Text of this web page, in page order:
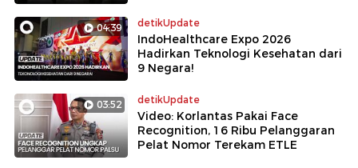
04:39 detikUpdate
IndoHealthcare Expo 2026
Hadirkan Teknologi Kesehatan dari
9 Negara!
03:52 detikUpdate
Video: Korlantas Pakai Face
Recognition, 16 Ribu Pelanggaran
Pelat Nomor Terekam ETLE